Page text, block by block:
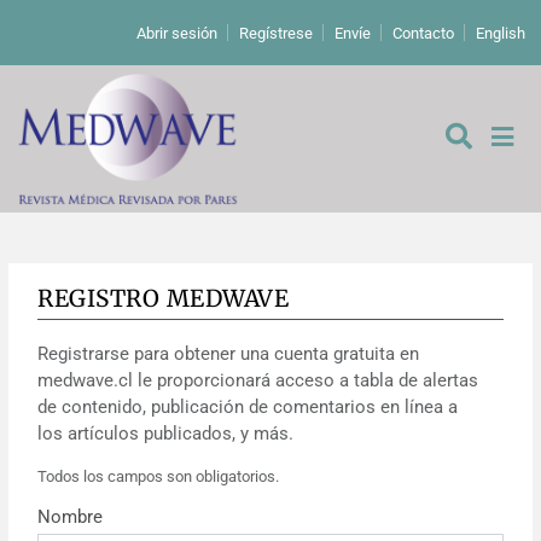
Abrir sesión Regístrese Envíe Contacto English
De los editores
Editoriales
Comentarios
Cartas a los editores
Estudios originales
Estudios cualitativos
REGISTRO MEDWAVE
Registrarse para obtener una cuenta gratuita en
medwave.cl le proporcionará acceso a tabla de alertas
de contenido, publicación de comentarios en línea a
los artículos publicados, y más.
Todos los campos son obligatorios.
Nombre